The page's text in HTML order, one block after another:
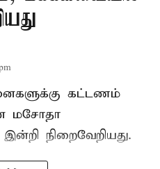
கட்டணம்
மசோதா
நிறைவேறியது.